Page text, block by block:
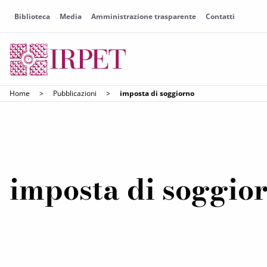
Biblioteca Media Amministrazione trasparente Contatti
Home > Pubblicazioni > imposta di soggiorno
imposta di